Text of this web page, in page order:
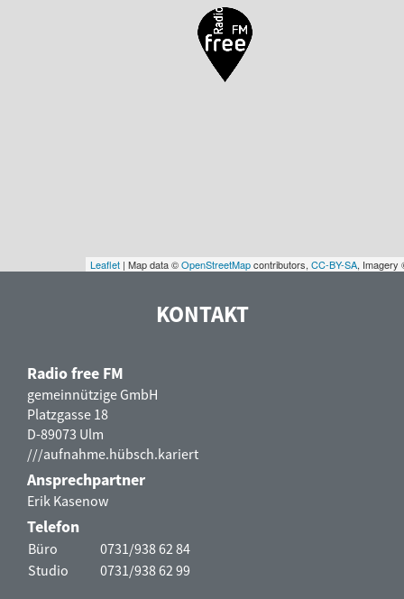
Leaflet | Map data ©OpenStreetMapcontributors, CC-BY-SA,
KONTAKT
Radio free FM
gemeinnützige GmbH
Platzgasse 18
D-89073 Ulm
///aufnahme.hübsch.kariert
Ansprechpartner
Erik Kasenow
Telefon
Büro
0731/938 62 84
Studio
0731/938 62 99